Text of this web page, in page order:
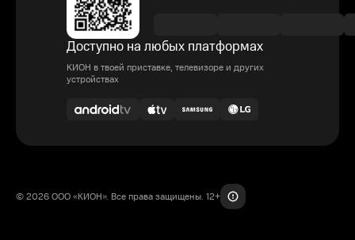
Доступно на любых платформах
КИОН в твоей приставке, телевизоре и других
устройствах
© 2026 ООО «КИОН». Все права защищены. 12+